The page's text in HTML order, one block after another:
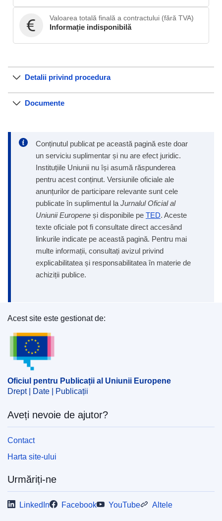
Valoarea totală finală a contractului (fără TVA)
Informație indisponibilă
Detalii privind procedura
Documente
Conținutul publicat pe această pagină este doar
un serviciu suplimentar și nu are efect juridic.
Instituțiile Uniunii nu își asumă răspunderea
pentru acest conținut. Versiunile oficiale ale
anunțurilor de participare relevante sunt cele
publicate în suplimentul la Jurnalul Oficial al
Uniunii Europene și disponibile pe TED. Aceste
texte oficiale pot fi consultate direct accesând
linkurile indicate pe această pagină. Pentru mai
multe informații, consultați avizul privind
explicabilitatea și responsabilitatea în materie de
achiziții publice.
Oficiul pentru Publicații al Uniunii Europene
Acest site este gestionat de:
Oficiul pentru Publicații al Uniunii Europene
Drept | Date | Publicații
Aveți nevoie de ajutor?
Contact
Harta site-ului
Urmăriți-ne
LinkedIn Facebook YouTube Altele